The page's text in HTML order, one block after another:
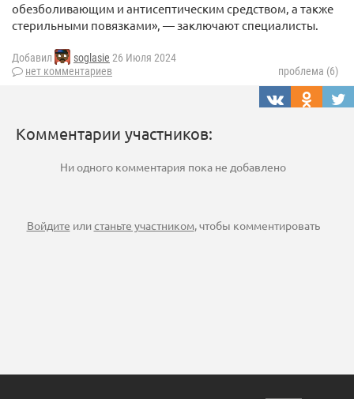
обезболивающим и антисептическим средством, а также
стерильными повязками», — заключают специалисты.
Добавил soglasie 26 Июля 2024
нет комментариев
проблема (6)
Комментарии участников:
Ни одного комментария пока не добавлено
Войдите илистаньте участником, чтобы комментировать